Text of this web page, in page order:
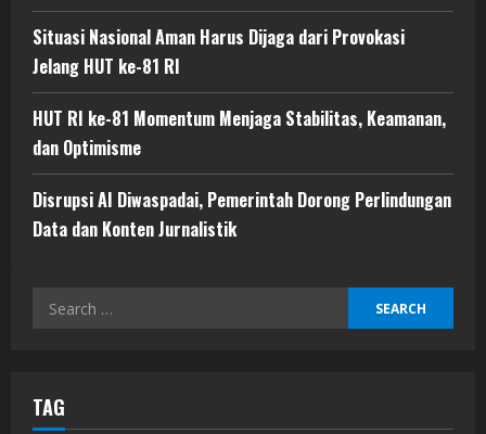
Situasi Nasional Aman Harus Dijaga dari Provokasi
Jelang HUT ke-81 RI
HUT RI ke-81 Momentum Menjaga Stabilitas, Keamanan,
dan Optimisme
Disrupsi AI Diwaspadai, Pemerintah Dorong Perlindungan
Data dan Konten Jurnalistik
Search
TAG